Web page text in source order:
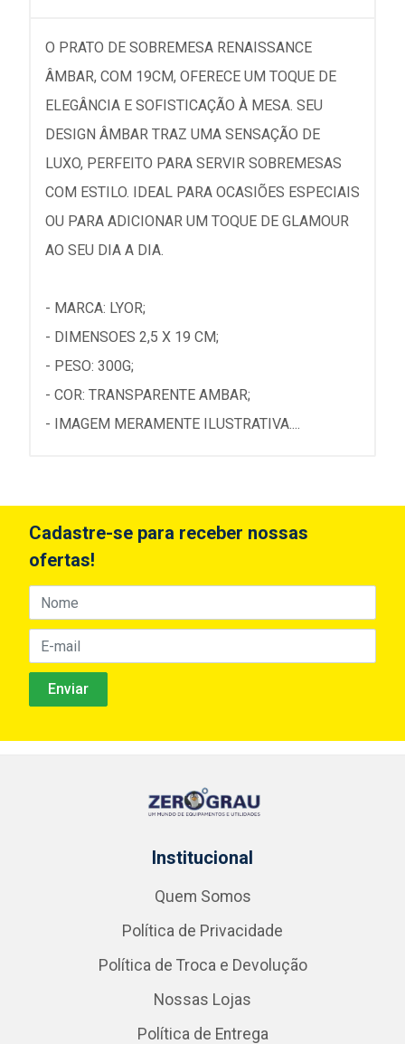
O PRATO DE SOBREMESA RENAISSANCE
ÂMBAR, COM 19CM, OFERECE UM TOQUE DE
ELEGÂNCIA E SOFISTICAÇÃO À MESA. SEU
DESIGN ÂMBAR TRAZ UMA SENSAÇÃO DE
LUXO, PERFEITO PARA SERVIR SOBREMESAS
COM ESTILO. IDEAL PARA OCASIÕES ESPECIAIS
OU PARA ADICIONAR UM TOQUE DE GLAMOUR
AO SEU DIA A DIA.
- MARCA: LYOR;
- DIMENSOES 2,5 X 19 CM;
- PESO: 300G;
- COR: TRANSPARENTE AMBAR;
- IMAGEM MERAMENTE ILUSTRATIVA....
Cadastre-se para receber nossas
ofertas!
Institucional
Quem Somos
Política de Privacidade
Política de Troca e Devolução
Nossas Lojas
Política de Entrega